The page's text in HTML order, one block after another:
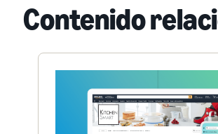
Contenido